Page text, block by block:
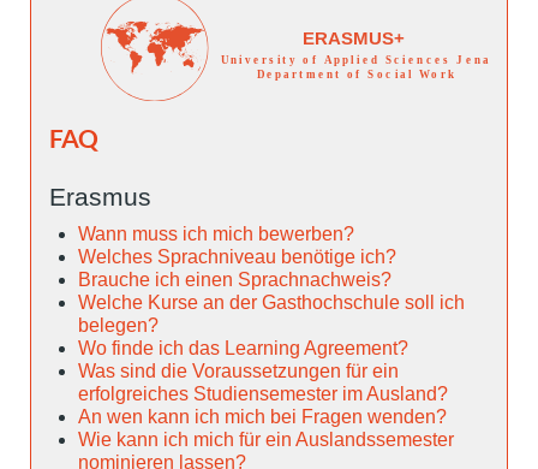
FAQ
Erasmus
Wann muss ich mich bewerben?
Welches Sprachniveau benötige ich?
Brauche ich einen Sprachnachweis?
Welche Kurse an der Gasthochschule soll ich
belegen?
Wo finde ich das Learning Agreement?
Was sind die Voraussetzungen für ein
erfolgreiches Studiensemester im Ausland?
An wen kann ich mich bei Fragen wenden?
Wie kann ich mich für ein Auslandssemester
nominieren lassen?